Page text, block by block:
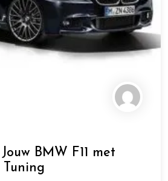
BMW F11 met
Tuning